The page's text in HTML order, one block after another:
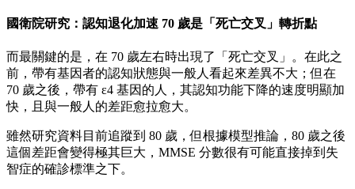
國衛院研究：認知退化加速 70 歲是「死亡交叉」轉折點
而最關鍵的是，在 70 歲左右時出現了「死亡交叉」。在此之
前，帶有基因者的認知狀態與一般人看起來差異不大；但在
70 歲之後，帶有 ε4 基因的人，其認知功能下降的速度明顯加
快，且與一般人的差距愈拉愈大。
雖然研究資料目前追蹤到 80 歲，但根據模型推論，80 歲之後
這個差距會變得極其巨大，MMSE 分數很有可能直接掉到失
智症的確診標準之下。